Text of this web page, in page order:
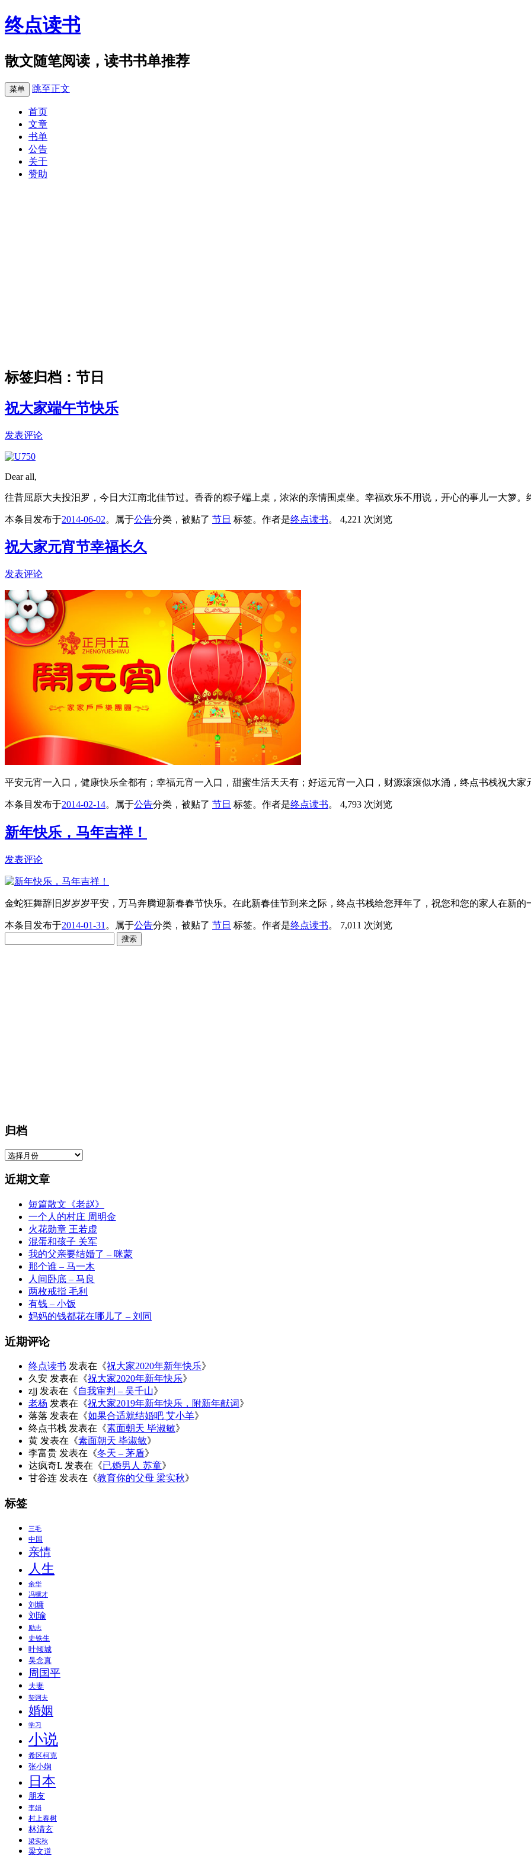
终点读书
散文随笔阅读，读书书单推荐
菜单 跳至正文
首页
文章
书单
公告
关于
赞助
标签归档： 节日
祝大家端午节快乐
发表评论
Dear all,
往昔屈原大夫投汨罗，今日大江南北佳节过。香香的粽子端上桌，浓浓的亲情围桌坐。幸福欢乐不用说，开心的事儿一大箩。
本条目发布于2014-06-02。属于公告分类，被贴了 节日 标签。 作者是终点读书。 4,221 次浏览
祝大家元宵节幸福长久
发表评论
平安元宵一入口，健康快乐全都有；幸福元宵一入口，甜蜜生活天天有；好运元宵一入口，财源滚滚似水涌，终点书栈祝大家
本条目发布于2014-02-14。属于公告分类，被贴了 节日 标签。 作者是终点读书。 4,793 次浏览
新年快乐，马年吉祥！
发表评论
金蛇狂舞辞旧岁岁岁平安，万马奔腾迎新春春节快乐。在此新春佳节到来之际，终点书栈给您拜年了，祝您和您的家人在新
本条目发布于2014-01-31 。属于公告分类，被贴了 节日 标签。 作者是终点读书。
7,011 次浏览
归档
归
近期文章
短篇散文《老赵》
一个人的村庄 周明金
火花勋章 王若虚
混蛋和孩子 关军
我的父亲要结婚了 – 咪蒙
那个谁 – 马一木
人间卧底 – 马良
两枚戒指 毛利
有钱 – 小饭
妈妈的钱都花在哪儿了 – 刘同
近期评论
终点读书 发表在《祝大家2020年新年快乐》
久安 发表在《祝大家2020年新年快乐》
zjj 发表在《自我审判 – 吴千山》
老杨 发表在《祝大家2019年新年快乐，附新年献词》
落落 发表在《如果合适就结婚吧 艾小羊》
终点书栈 发表在《素面朝天 毕淑敏》
黄 发表在《素面朝天 毕淑敏》
李富贵 发表在《冬天 – 茅盾》
达疯奇L 发表在《已婚男人 苏童》
甘谷连 发表在《教育你的父母 梁实秋》
标签
三毛
中国
亲情
人生
余华
冯骥才
刘墉
刘瑜
励志
史铁生
叶倾城
吴念真
周国平
夫妻
契诃夫
婚姻
学习
小说
希区柯克
张小娴
日本
朋友
李娟
村上春树
林清玄
梁实秋
梁文道